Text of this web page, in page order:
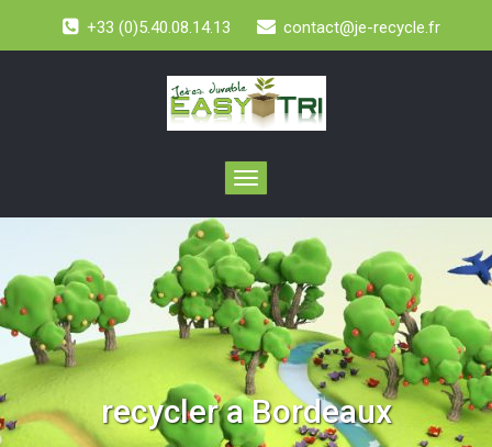
+33 (0)5.40.08.14.13 contact@je-recycle.fr
Toggle
navigation
recycler a Bordeaux